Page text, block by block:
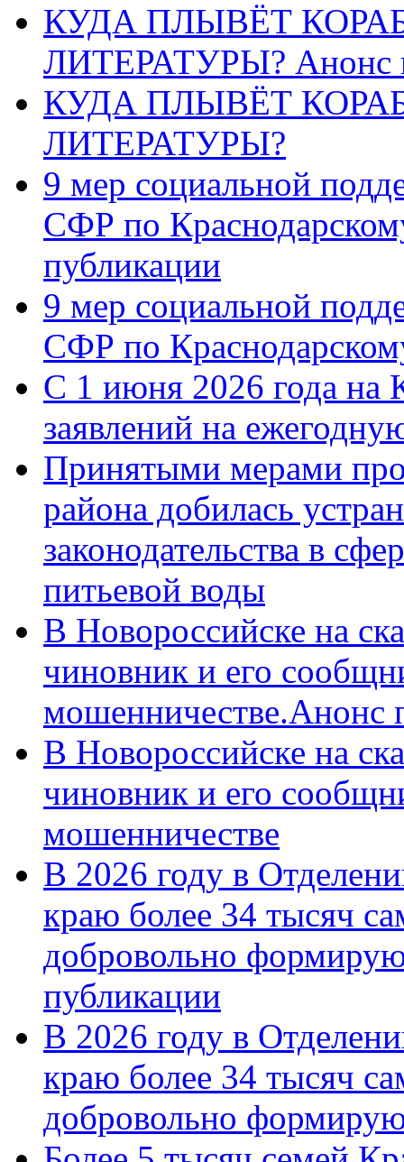
КУДА ПЛЫВЁТ
ЛИТЕРАТУРЫ? Анонс
КУДА ПЛЫВЁТ
ЛИТЕРАТУРЫ?
9 мер социальной
СФР по
публикации
9 мер социальной
СФР по
С 1 июня 2026 года на
заявлений на
Принятыми мерами
района добилась
законодательства в
питьевой воды
В Новороссийске на
чиновник и его
мошенничестве.Анонс
В Новороссийске на
чиновник и его
мошенничестве
В 2026 году в
краю более 34 тысяч
добровольно
публикации
В 2026 году в
краю более 34 тысяч
добровольно